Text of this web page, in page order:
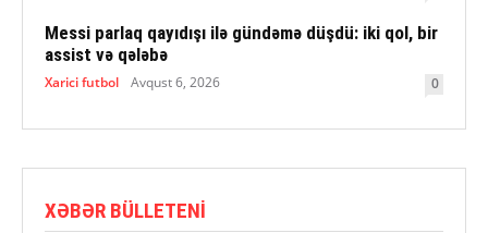
Messi parlaq qayıdışı ilə gündəmə düşdü: iki qol, bir
assist və qələbə
Xarici futbol Avqust 6, 2026 0
XƏBƏR BÜLLETENI